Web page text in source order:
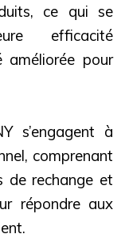
ce qui se
efficacité
améliorée pour
s’engagent à
comprenant
de rechange et
répondre aux